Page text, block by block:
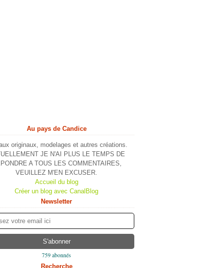
Au pays de Candice
originaux, modelages et autres créations.
JE N'AI PLUS LE TEMPS DE
A TOUS LES COMMENTAIRES,
VEUILLEZ M'EN EXCUSER.
Accueil du blog
Créer un blog avec CanalBlog
Newsletter
759 abonnés
Recherche